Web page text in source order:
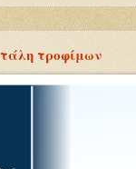
τροφίμων